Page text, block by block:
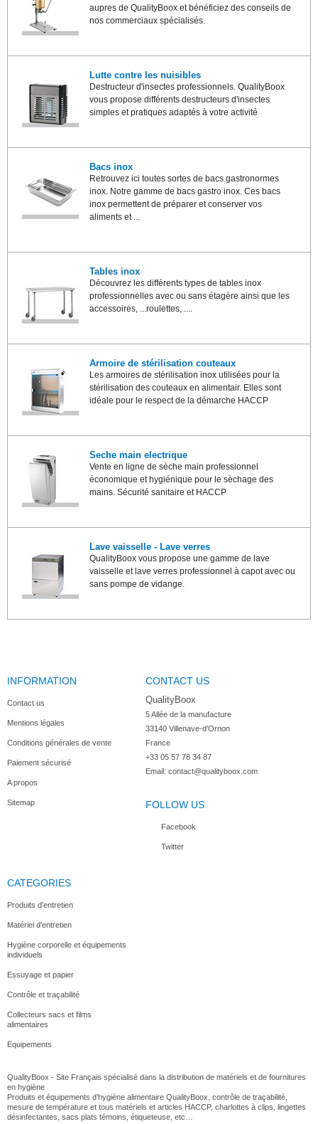
aupres de QualityBoox et bénéficiez des conseils de
nos commerciaux spécialisés.
Lutte contre les nuisibles
Destructeur d'insectes professionnels. QualityBoox
vous propose différents destructeurs d'insectes
simples et pratiques adaptés à votre activité
Bacs inox
Retrouvez ici toutes sortes de bacs gastronormes
inox. Notre gamme de bacs gastro inox. Ces bacs
inox permettent de préparer et conserver vos
aliments et ...
Tables inox
Découvrez les différents types de tables inox
professionnelles avec ou sans étagère ainsi que les
accessoires, ...roulettes, ....
Armoire de stérilisation couteaux
Les armoires de stérilisation inox utilisées pour la
stérilisation des couteaux en alimentair. Elles sont
idéale pour le respect de la démarche HACCP
Seche main electrique
Vente en ligne de sèche main professionnel
économique et hygiénique pour le sèchage des
mains. Sécurité sanitaire et HACCP
Lave vaisselle - Lave verres
QualityBoox vous propose une gamme de lave
vaisselle et lave verres professionnel à capot avec ou
sans pompe de vidange.
INFORMATION
Contact us
Mentions légales
Conditions générales de vente
Paiement sécurisé
A propos
Sitemap
CONTACT US
QualityBoox
5 Allée de la manufacture
33140 Villenave-d'Ornon
France
+33 05 57 78 34 87
Email: contact@qualityboox.com
FOLLOW US
Facebook
Twitter
CATEGORIES
Produits d'entretien
Matériel d'entretien
Hygiène corporelle et équipements
individuels
Essuyage et papier
Contrôle et traçabilité
Collecteurs sacs et films
alimentaires
Equipements
QualityBoox - Site Français spécialisé dans la distribution de matériels et de fournitures
en hygiène
Produits et équipements d’hygiène alimentaire QualityBoox, contrôle de traçabilité,
mesure de température et tous matériels et articles HACCP, charlottes à clips, lingettes
désinfectantes, sacs plats témoins, étiqueteuse, etc…